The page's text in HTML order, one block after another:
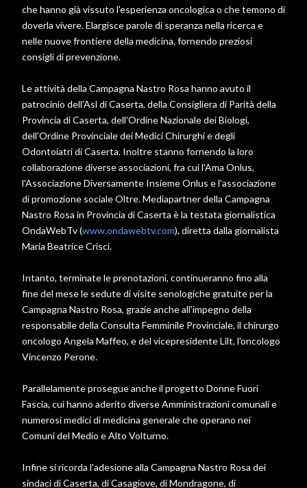
che hanno già vissuto l'esperienza oncologica o che temono di
doverla vivere. Elargisce parole di speranza nella ricerca e
nelle nuove frontiere della medicina, fornendo preziosi
consigli di prevenzione.
Le attività della Campagna Nastro Rosa hanno avuto il
patrocinio dell'Asl di Caserta, della Consigliera di Parità della
Provincia di Caserta, dell'Ordine Nazionale dei Biologi,
dell'Ordine Provinciale dei Medici Chirurghi e degli
Odontoiatri di Caserta. Inoltre stanno fornendo la loro
collaborazione diverse associazioni, fra cui l'Ama Onlus,
l'Associazione Diversamente Insieme Onlus e l'associazione
di promozione sociale Oltre. Mediapartner della Campagna
Nastro Rosa in Provincia di Caserta è la testata giornalistica
OndaWebTv (www.ondawebtv.com), diretta dalla giornalista
Maria Beatrice Crisci.
Intanto, terminate le prenotazioni, continueranno fino alla
fine del mese le sedute di visite senologiche gratuite per la
Campagna Nastro Rosa, grazie anche all'impegno della
responsabile della Consulta Femminile Provinciale, il chirurgo
oncologo Angela Maffeo, e del vicepresidente Lilt, l'oncologo
Vincenzo Perone.
Parallelamente prosegue anche il progetto Donne Fuori
Fascia, cui hanno aderito diverse Amministrazioni comunali e
numerosi medici di medicina generale che operano nei
Comuni del Medio e Alto Volturno.
Infine si ricorda l'adesione alla Campagna Nastro Rosa dei
sindaci di Caserta, di Casagiove, di Mondragone, di